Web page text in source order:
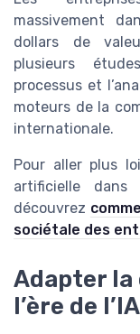
massivement
dollars de
plusieurs
processus et
moteurs de la
internationale.
Pour aller plus
artificielle dans
découvrez
sociétale des
Adapter la
l’ère de l’IA